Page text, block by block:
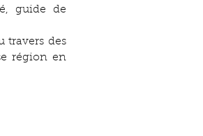
guide de
travers des
région en